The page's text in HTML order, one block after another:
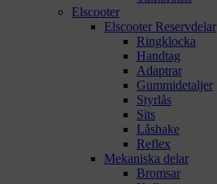
Elscooter
Elscooter Reservdelar
Ringklocka
Handtag
Adaptrar
Gummidetaljer
Styrlås
Sits
Låshake
Reflex
Mekaniska delar
Bromsar